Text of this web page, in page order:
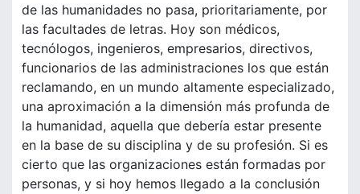
de las humanidades no pasa, prioritariamente, por
las facultades de letras. Hoy son médicos,
tecnólogos, ingenieros, empresarios, directivos,
funcionarios de las administraciones los que están
reclamando, en un mundo altamente especializado,
una aproximación a la dimensión más profunda de
la humanidad, aquella que debería estar presente
en la base de su disciplina y de su profesión. Si es
cierto que las organizaciones están formadas por
personas, y si hoy hemos llegado a la conclusión